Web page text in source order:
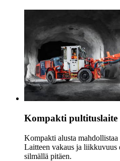
Kompakti pultituslaite
Kompakti alusta
Laitteen vakaus ja liikkuvuus
silmällä pitäen.